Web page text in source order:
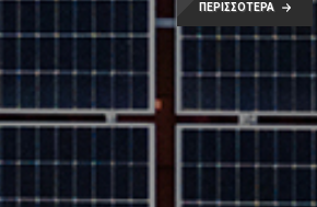
ΠΕΡΙΣΣΟΤΕΡΑ